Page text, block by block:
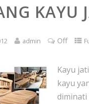
KAYU
admin Off
Kayu
kayu
diminati